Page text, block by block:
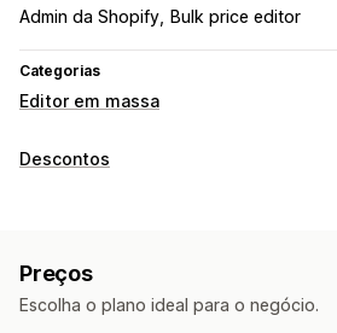
Admin da Shopify Bulk price editor
Categorias
Editor em massa
Recursos editáveis
Tarefas programadas
Descontos
Gerenciamento de descontos
Preços
Escolha o plano ideal para o negócio.